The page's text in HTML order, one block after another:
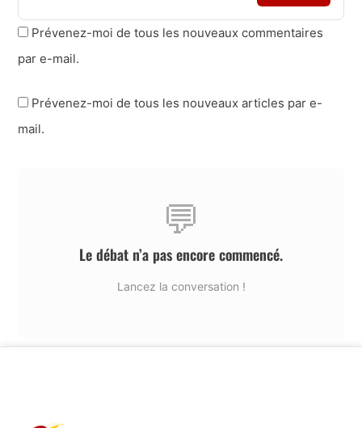
Prévenez-moi de tous les nouveaux commentaires
par e-mail.
Prévenez-moi de tous les nouveaux articles par e-
mail.
💬
Le débat n’a pas encore commencé.
Lancez la conversation !